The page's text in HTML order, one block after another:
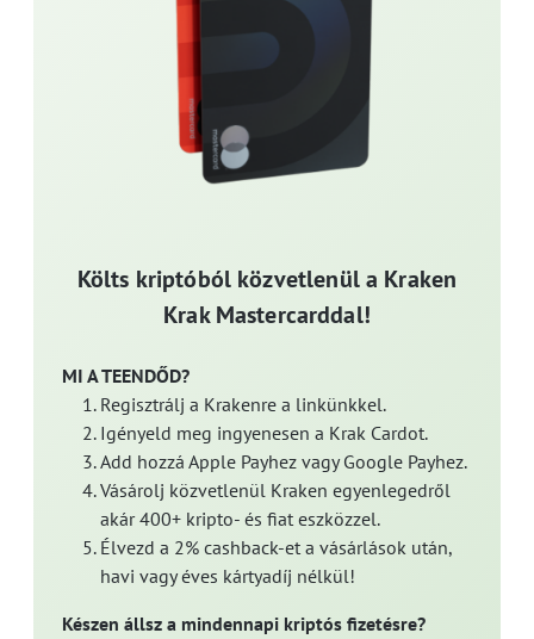
Költs kriptóból közvetlenül a Kraken
Krak Mastercarddal!
MI A TEENDŐD?
Regisztrálj a Krakenre a linkünkkel.
Igényeld meg ingyenesen a Krak Cardot.
Add hozzá Apple Payhez vagy Google Payhez.
Vásárolj közvetlenül Kraken egyenlegedről
akár 400+ kripto- és fiat eszközzel.
Élvezd a 2% cashback-et a vásárlások után,
havi vagy éves kártyadíj nélkül!
Készen állsz a mindennapi kriptós fizetésre?